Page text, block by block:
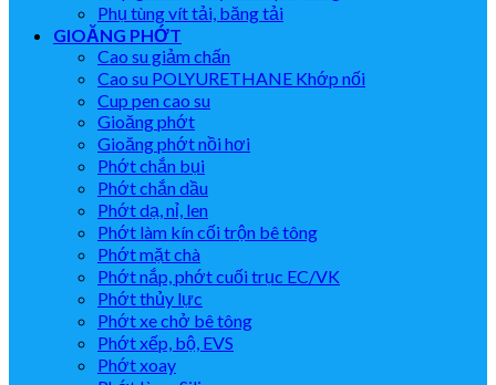
Phụ tùng vít tải, băng tải
GIOĂNG PHỚT
Cao su giảm chấn
Cao su POLYURETHANE Khớp nối
Cup pen cao su
Gioăng phớt
Gioăng phớt nồi hơi
Phớt chắn bụi
Phớt chắn dầu
Phớt dạ, nỉ, len
Phớt làm kín cối trộn bê tông
Phớt mặt chà
Phớt nắp, phớt cuối trục EC/VK
Phớt thủy lực
Phớt xe chở bê tông
Phớt xếp, bộ, EVS
Phớt xoay